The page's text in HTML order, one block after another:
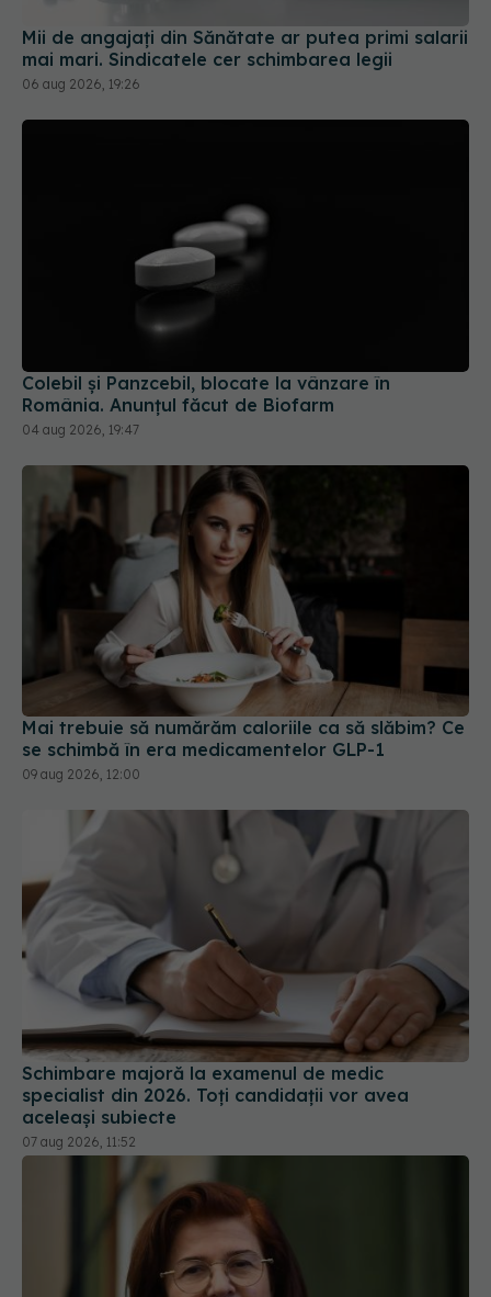
Mii de angajați din Sănătate ar putea primi salarii
mai mari. Sindicatele cer schimbarea legii
06 aug 2026, 19:26
Colebil și Panzcebil, blocate la vânzare în
România. Anunțul făcut de Biofarm
04 aug 2026, 19:47
Mai trebuie să numărăm caloriile ca să slăbim? Ce
se schimbă în era medicamentelor GLP-1
09 aug 2026, 12:00
Schimbare majoră la examenul de medic
specialist din 2026. Toți candidații vor avea
aceleași subiecte
07 aug 2026, 11:52